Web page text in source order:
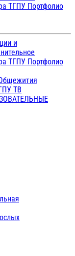
ТГПУ Портфолио
и
ТГПУ Портфолио
ТВ